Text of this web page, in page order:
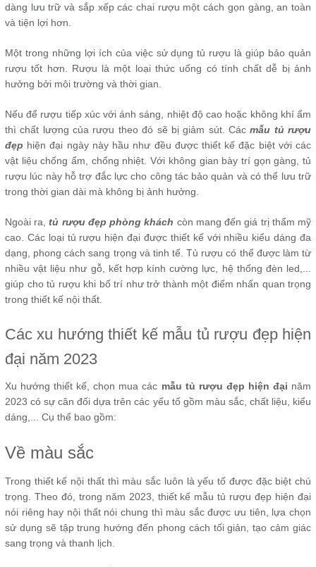
dàng lưu trữ và sắp xếp các chai rượu một cách gọn gàng, an toàn
và tiện lợi hơn.
Một trong những lợi ích của việc sử dụng tủ rượu là giúp bảo quản
rượu tốt hơn. Rượu là một loại thức uống có tính chất dễ bị ảnh
hưởng bởi môi trường và thời gian.
Nếu để rượu tiếp xúc với ánh sáng, nhiệt độ cao hoặc không khí ẩm
thì chất lượng của rượu theo đó sẽ bị giảm sút. Cácmẫu tủ rượu
đẹp hiện đại ngày này hầu như đều được thiết kế đặc biệt với các
vật liệu chống ẩm, chống nhiệt. Với không gian bày trí gọn gàng, tủ
rượu lúc này hỗ trợ đắc lực cho công tác bảo quản và có thể lưu trữ
trong thời gian dài mà không bị ảnh hưởng.
Ngoài ra,tủ rượu đẹp phòng khách còn mang đến giá trị thẩm mỹ
cao. Các loại tủ rượu hiện đại được thiết kế với nhiều kiểu dáng đa
dạng, phong cách sang trọng và tinh tế. Tủ rượu có thể được làm từ
nhiều vật liệu như gỗ, kết hợp kính cường lực, hệ thống đèn led,...
giúp cho tủ rượu khi bố trí như trở thành một điểm nhấn quan trọng
trong thiết kế nội thất.
Các xu hướng thiết kế mẫu tủ rượu đẹp hiện
đại năm 2023
Xu hướng thiết kế, chọn mua các mẫu tủ rượu đẹp hiện đại năm
2023 có sự cân đối dựa trên các yếu tố gồm màu sắc, chất liệu, kiểu
dáng,... Cụ thể bao gồm:
Về màu sắc
Trong thiết kế nội thất thì màu sắc luôn là yếu tố được đặc biệt chú
trọng. Theo đó, trong năm 2023, thiết kế mẫu tủ rượu đẹp hiện đại
nói riêng hay nội thất nói chung thì màu sắc được ưu tiên, lựa chọn
sử dụng sẽ tập trung hướng đến phong cách tối giản, tạo cảm giác
sang trọng và thanh lịch.